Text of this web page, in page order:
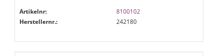
Artikelnr:
8100102
Herstellernr.:
242180